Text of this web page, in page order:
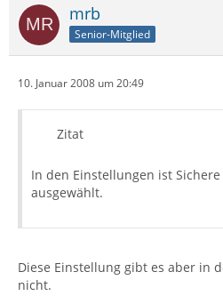
mrb
Senior-Mitglied
10. Januar 2008 um 20:49
Zitat
In den Einstellungen ist
ausgewählt.
Diese Einstellung gibt es aber in
nicht.